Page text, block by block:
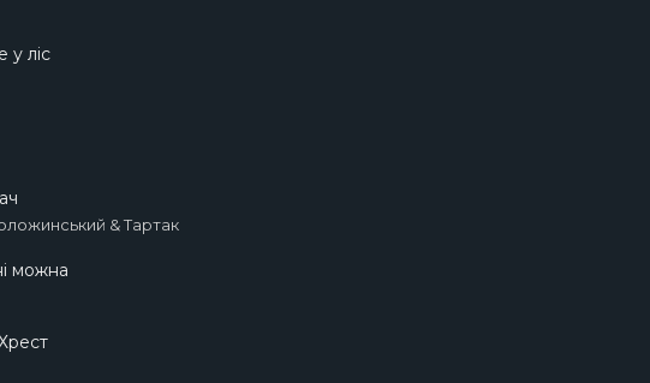
у ліс
& Тартак
можна